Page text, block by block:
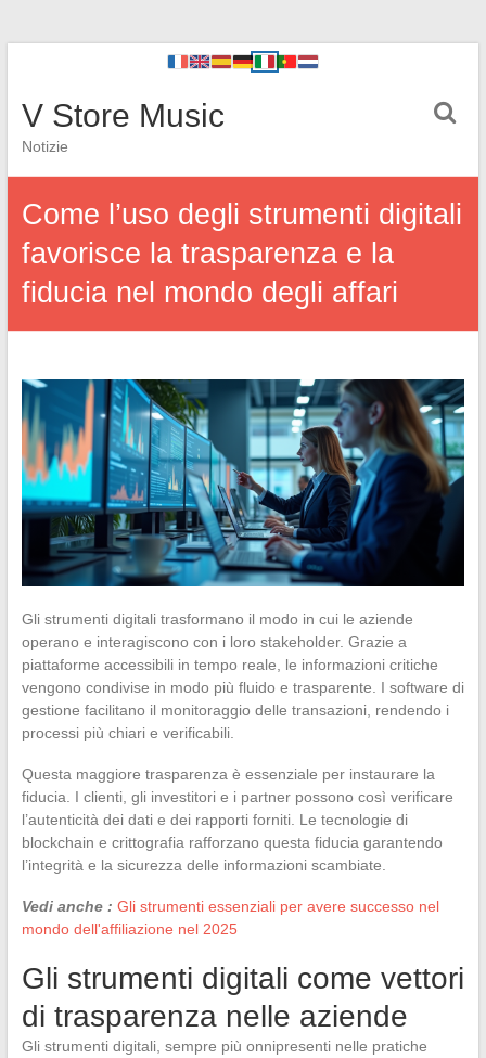
V Store Music
Notizie
Come l’uso degli strumenti digitali
favorisce la trasparenza e la
fiducia nel mondo degli affari
Gli strumenti digitali trasformano il modo in cui le aziende
operano e interagiscono con i loro stakeholder. Grazie a
piattaforme accessibili in tempo reale, le informazioni critiche
vengono condivise in modo più fluido e trasparente. I software di
gestione facilitano il monitoraggio delle transazioni, rendendo i
processi più chiari e verificabili.
Questa maggiore trasparenza è essenziale per instaurare la
fiducia. I clienti, gli investitori e i partner possono così verificare
l’autenticità dei dati e dei rapporti forniti. Le tecnologie di
blockchain e crittografia rafforzano questa fiducia garantendo
l’integrità e la sicurezza delle informazioni scambiate.
Vedi anche : Gli strumenti essenziali per avere successo nel
mondo dell'affiliazione nel 2025
Gli strumenti digitali come vettori
di trasparenza nelle aziende
Gli strumenti digitali, sempre più onnipresenti nelle pratiche